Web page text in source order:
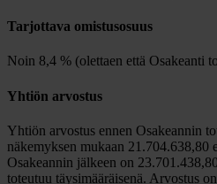
Tarjottava omistusosuus
Noin 8,4 % (olettaen että Osakeanti
Yhtiön arvostus
Yhtiön arvostus ennen Osakeannin
näkemyksen mukaan 21.704.638,80
Osakeannin jälkeen on
toteutuu täysimääräisenä. Arvostus